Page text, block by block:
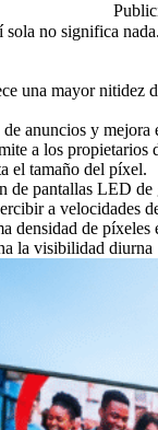
sola no significa
una mayor nitidez
anuncios y mejora
a los propietarios
el tamaño del píxel.
de pantallas LED
a velocidades
densidad de píxeles
la visibilidad diurna